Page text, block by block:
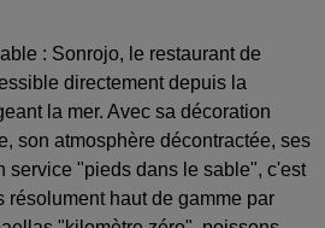
: Sonrojo, le restaurant de
directement depuis la
la mer. Avec sa décoration
son atmosphère décontractée, ses
service "pieds dans le sable", c'est
résolument haut de gamme par